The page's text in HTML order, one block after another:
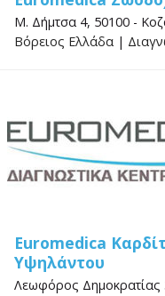
Μ. Δήμτσα 4, 50100 -
Βόρειος Ελλάδα |
Euromedica
Υψηλάντου
Λεωφόρος Δημοκρατίας